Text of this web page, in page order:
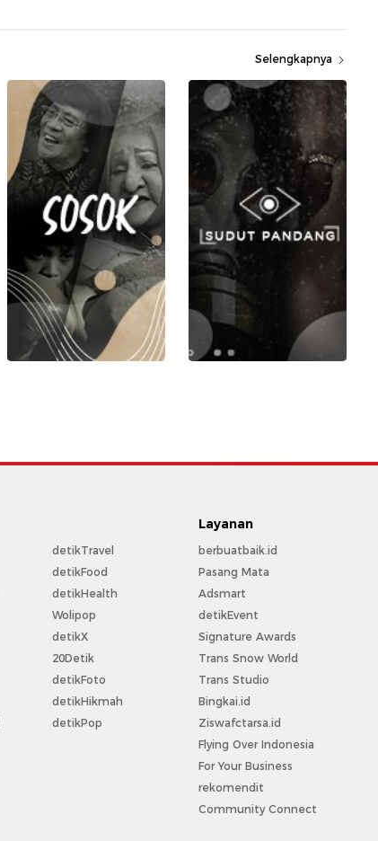
Selengkapnya
detikTravel
detikFood
detikHealth
Wolipop
detikX
20Detik
detikFoto
detikHikmah
detikPop
Layanan
berbuatbaik.id
Pasang Mata
Adsmart
detikEvent
Signature Awards
Trans Snow World
Trans Studio
Bingkai.id
Ziswafctarsa.id
Flying Over Indonesia
For Your Business
rekomendit
Community Connect